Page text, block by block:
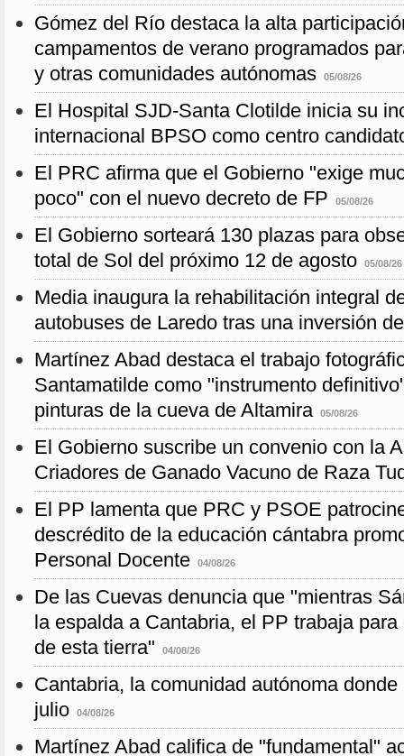
Gómez del Río destaca la alta
campamentos de verano programados
y otras comunidades autónomas
05/08/26
El Hospital SJD-Santa Clotilde inicia su
internacional BPSO como centro
El PRC afirma que el Gobierno "exige
poco" con el nuevo decreto de FP
05/08/26
El Gobierno sorteará 130 plazas para
total de Sol del próximo 12 de agosto
05/08/26
Media inaugura la rehabilitación integral
autobuses de Laredo tras una inversión
Martínez Abad destaca el trabajo
Santamatilde como "instrumento
pinturas de la cueva de Altamira
05/08/26
El Gobierno suscribe un convenio con la
Criadores de Ganado Vacuno de Raza
El PP lamenta que PRC y PSOE
descrédito de la educación cántabra
Personal Docente
04/08/26
De las Cuevas denuncia que "mientras
la espalda a Cantabria, el PP trabaja
de esta tierra"
04/08/26
Cantabria, la comunidad autónoma
julio
04/08/26
Martínez Abad califica de "fundamental"